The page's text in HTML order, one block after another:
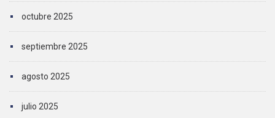
octubre 2025
septiembre 2025
agosto 2025
julio 2025